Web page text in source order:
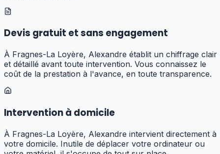
Devis gratuit et sans engagement
À Fragnes-La Loyère, Alexandre établit un chiffrage clair
et détaillé avant toute intervention. Vous connaissez le
coût de la prestation à l'avance, en toute transparence.
Intervention à domicile
À Fragnes-La Loyère, Alexandre intervient directement à
votre domicile. Inutile de déplacer votre ordinateur ou